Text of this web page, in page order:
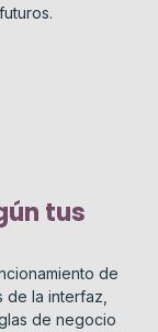
tus
de
de la interfaz,
de negocio